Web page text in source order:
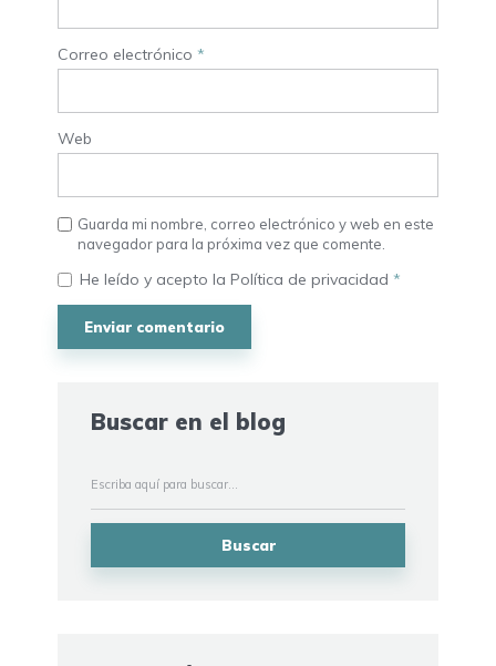
Correo electrónico *
Web
Guarda mi nombre, correo electrónico y web en este
navegador para la próxima vez que comente.
He leído y acepto la Política de privacidad *
Buscar en el blog
Buscar